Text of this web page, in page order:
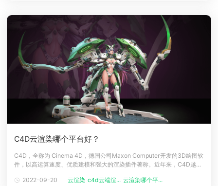
C4D云渲染哪个平台好？
C4D，全称为 Cinema 4D，德国公司Maxon Computer开发的3D绘图软
件，以高运算速度、优质建模和强大的渲染插件著称。近年来，C4D越来
计、3D广告大片吸金，成了广告界的“网红”。我们经常会看到Apple、奔
2022-09-20 云渲染 c4d云端渲... 云渲染哪个平...